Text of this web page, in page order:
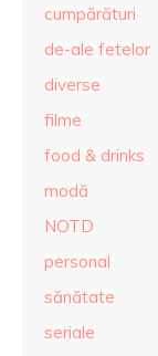
cumpărături
de-ale fetelor
diverse
filme
food & drinks
modă
NOTD
personal
sănătate
seriale